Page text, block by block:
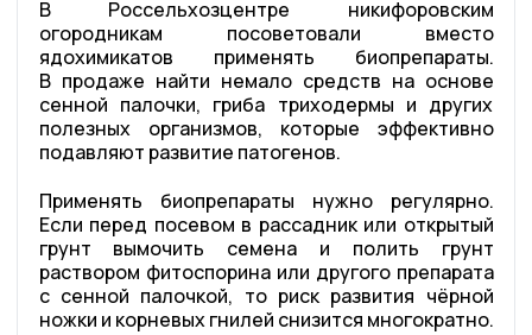
В Россельхозцентре никифоровским
огородникам посоветовали вместо
ядохимикатов применять биопрепараты.
В продаже найти немало средств на основе
сенной палочки, гриба триходермы и других
полезных организмов, которые эффективно
подавляют развитие патогенов.
Применять биопрепараты нужно регулярно.
Если перед посевом в рассадник или открытый
грунт вымочить семена и полить грунт
раствором фитоспорина или другого препарата
с сенной палочкой, то риск развития чёрной
ножки и корневых гнилей снизится многократно.